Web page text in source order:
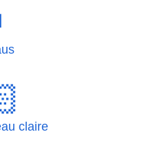
claire